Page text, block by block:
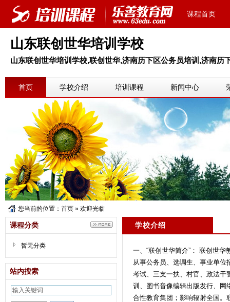
课程首页
山东联创世华培训学校
山东联创世华培训学校,联创世华,济南历下区公务员培训,济南历
首页 学校介绍 培训课程 新闻中心
您当前的位置： 首页 » 欢迎光临
课程分类
暂无分类
站内搜索
学校介绍
一、“联创世华简介”： 联创世
从事公务员、选调生、事业单
考试、三支一扶、村官、政法干
训、图书音像编辑出版发行、网
合性教育集团；影响辐射全国。